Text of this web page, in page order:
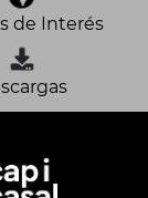
de Interés